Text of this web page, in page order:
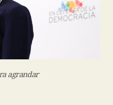
agrandar